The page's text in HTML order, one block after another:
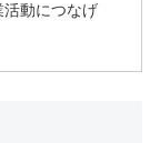
活動につなげ